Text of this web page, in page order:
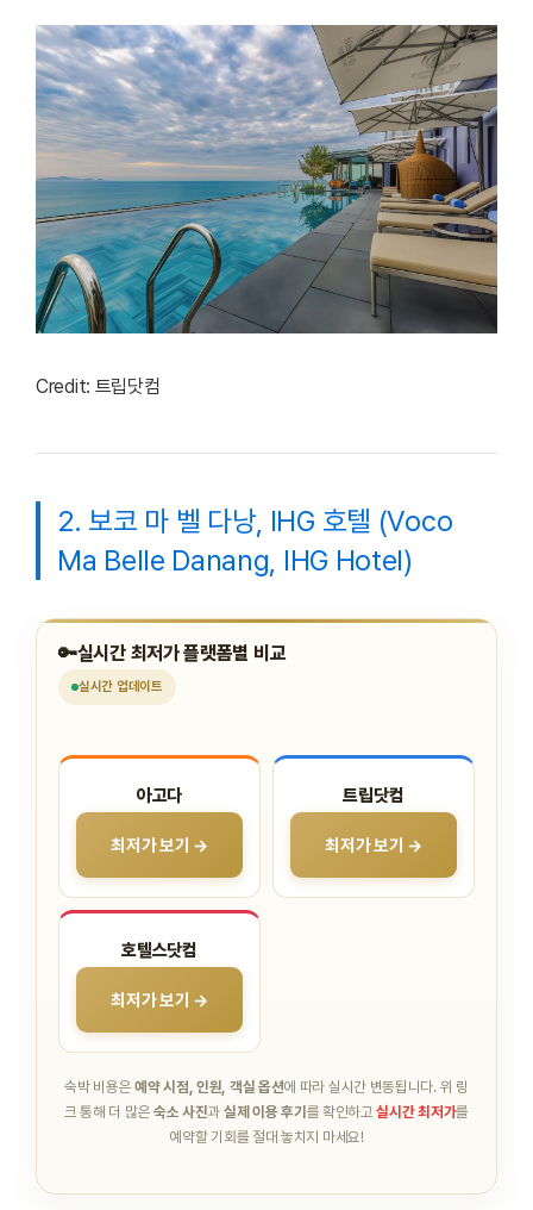
Credit: 트립닷컴
2. 보코 마 벨 다낭, IHG 호텔 (Voco
Ma Belle Danang, IHG Hotel)
🔑실시간 최저가 플랫폼별 비교
실시간 업데이트
아고다
최저가 보기 →
트립닷컴
최저가 보기 →
호텔스닷컴
최저가 보기 →
숙박 비용은예약 시점, 인원, 객실 옵션에 따라 실시간 변동됩니다.위 링
크 통해 더 많은 숙소 사진과 실제 이용 후기 를 확인하고실시간 최저가를
예약할 기회를 절대 놓치지 마세요!